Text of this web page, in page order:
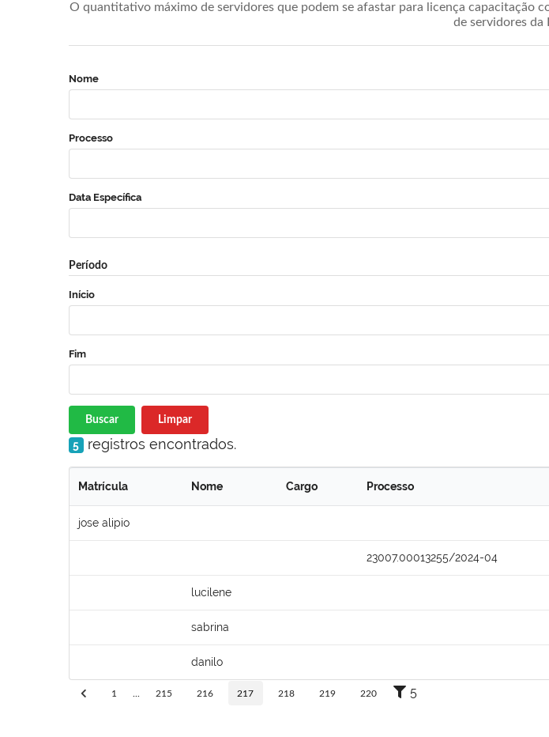
O quantitativo máximo de servidores que podem se afastar para licença capacitação
de servidores da
Nome
Processo
Data Específica
Período
Início
Fim
Buscar Limpar
5 registros encontrados.
Matrícula Nome Cargo Processo
jose alipio
23007.00013255/2024-04
lucilene
sabrina
danilo
1 215 216 217 218 219 220 5